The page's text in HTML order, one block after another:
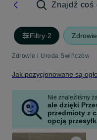
Znajdź coś
Filtry·2
Zdrowie i Uroda Świńczów
Jak pozycjonowane są
Nie znaleźliśmy
ale dzięki
przedmioty z
opcją